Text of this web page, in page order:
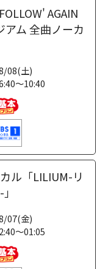
AGAIN
アム 全曲ノーカ
08(土)
～10:40
ル「LILIUM-リ
07(金)
～01:05